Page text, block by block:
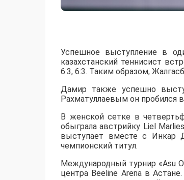
Успешное выступление в
казахстанский теннисист
6:3, 6:3. Таким образом,
Дамир также успешно
Рахматуллаевым он пробился
В женской сетке в
обыграла австрийку Liel
выступает вместе с Инкар
чемпионский титул.
Международный турнир «Asu
центра Beeline Arena в